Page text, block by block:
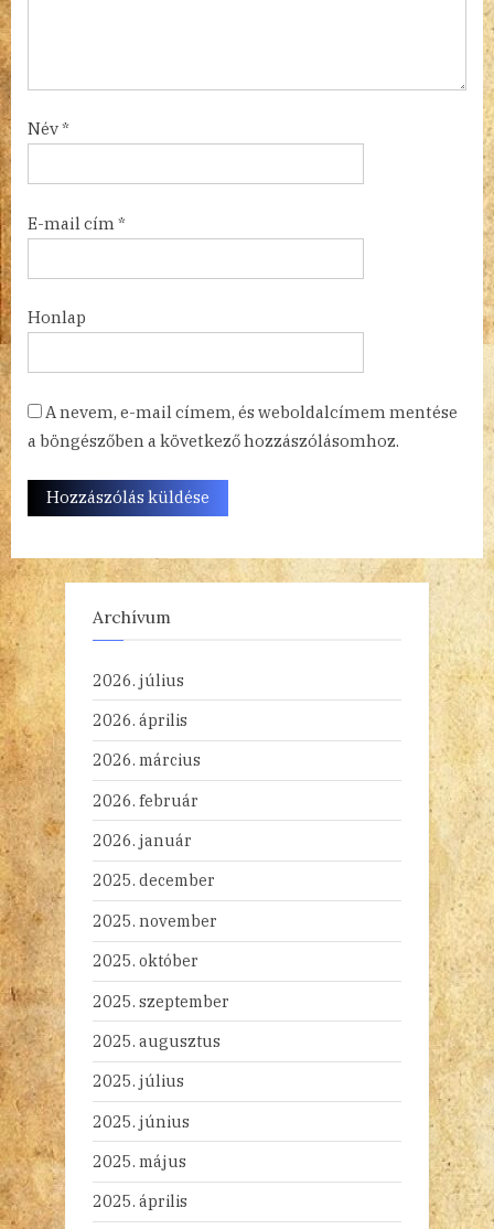
Név*
E-mail cím *
Honlap
A nevem, e-mail címem, és weboldalcímem mentése
a böngészőben a következő hozzászólásomhoz.
Archívum
2026. július
2026. április
2026. március
2026. február
2026. január
2025. december
2025. november
2025. október
2025. szeptember
2025. augusztus
2025. július
2025. június
2025. május
2025. április